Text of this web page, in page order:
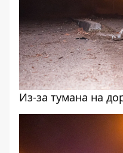
Из-за тумана на